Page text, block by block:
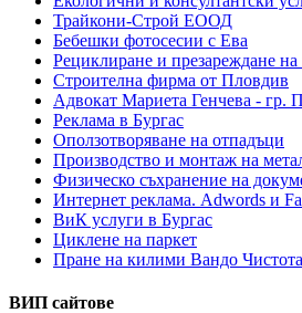
Трайкони-Строй ЕООД
Бебешки фотосесии с Ева
Рециклиране и презареждане на
Строителна фирма от Пловдив
Адвокат Мариета Генчева - гр.
Реклама в Бургас
Оползотворяване на отпадъци
Производство и монтаж на
Физическо съхранение на
Интернет реклама. Adwords и
ВиК услуги в Бургас
Циклене на паркет
Пране на килими Вандо Чистота
ВИП сайтове